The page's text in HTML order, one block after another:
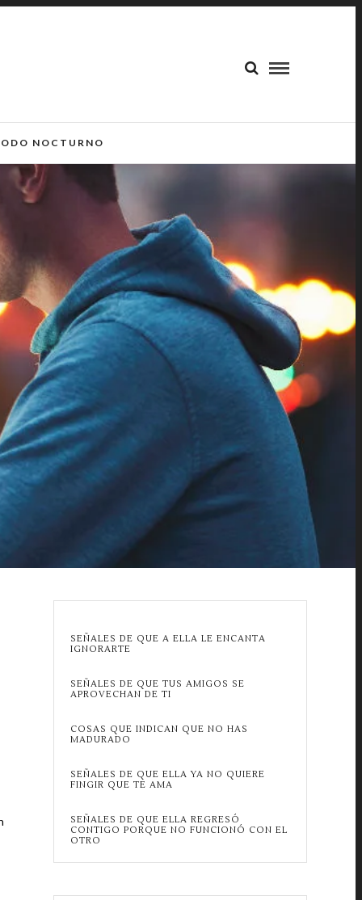
NOCTURNO
SEÑALES DE QUE A ELLA LE ENCANTA
IGNORARTE
SEÑALES DE QUE TUS AMIGOS SE
APROVECHAN DE TI
COSAS QUE INDICAN QUE NO HAS
MADURADO
SEÑALES DE QUE ELLA YA NO QUIERE
FINGIR QUE TE AMA
SEÑALES DE QUE ELLA REGRESÓ
CONTIGO PORQUE NO FUNCIONÓ CON EL
OTRO